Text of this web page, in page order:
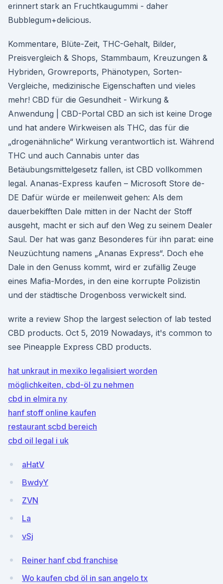
erinnert stark an Fruchtkaugummi - daher
Bubblegum+delicious.
Kommentare, Blüte-Zeit, THC-Gehalt, Bilder,
Preisvergleich & Shops, Stammbaum, Kreuzungen &
Hybriden, Growreports, Phänotypen, Sorten-
Vergleiche, medizinische Eigenschaften und vieles
mehr! CBD für die Gesundheit - Wirkung &
Anwendung | CBD-Portal CBD an sich ist keine Droge
und hat andere Wirkweisen als THC, das für die
„drogenähnliche“ Wirkung verantwortlich ist. Während
THC und auch Cannabis unter das
Betäubungsmittelgesetz fallen, ist CBD vollkommen
legal. Ananas-Express kaufen – Microsoft Store de-
DE Dafür würde er meilenweit gehen: Als dem
dauerbekifften Dale mitten in der Nacht der Stoff
ausgeht, macht er sich auf den Weg zu seinem Dealer
Saul. Der hat was ganz Besonderes für ihn parat: eine
Neuzüchtung namens „Ananas Express“. Doch ehe
Dale in den Genuss kommt, wird er zufällig Zeuge
eines Mafia-Mordes, in den eine korrupte Polizistin
und der städtische Drogenboss verwickelt sind.
write a review Shop the largest selection of lab tested
CBD products. Oct 5, 2019 Nowadays, it's common to
see Pineapple Express CBD products.
hat unkraut in mexiko legalisiert worden
möglichkeiten, cbd-öl zu nehmen
cbd in elmira ny
hanf stoff online kaufen
restaurant scbd bereich
cbd oil legal i uk
aHatV
BwdyY
ZVN
La
vSj
Reiner hanf cbd franchise
Wo kaufen cbd öl in san angelo tx